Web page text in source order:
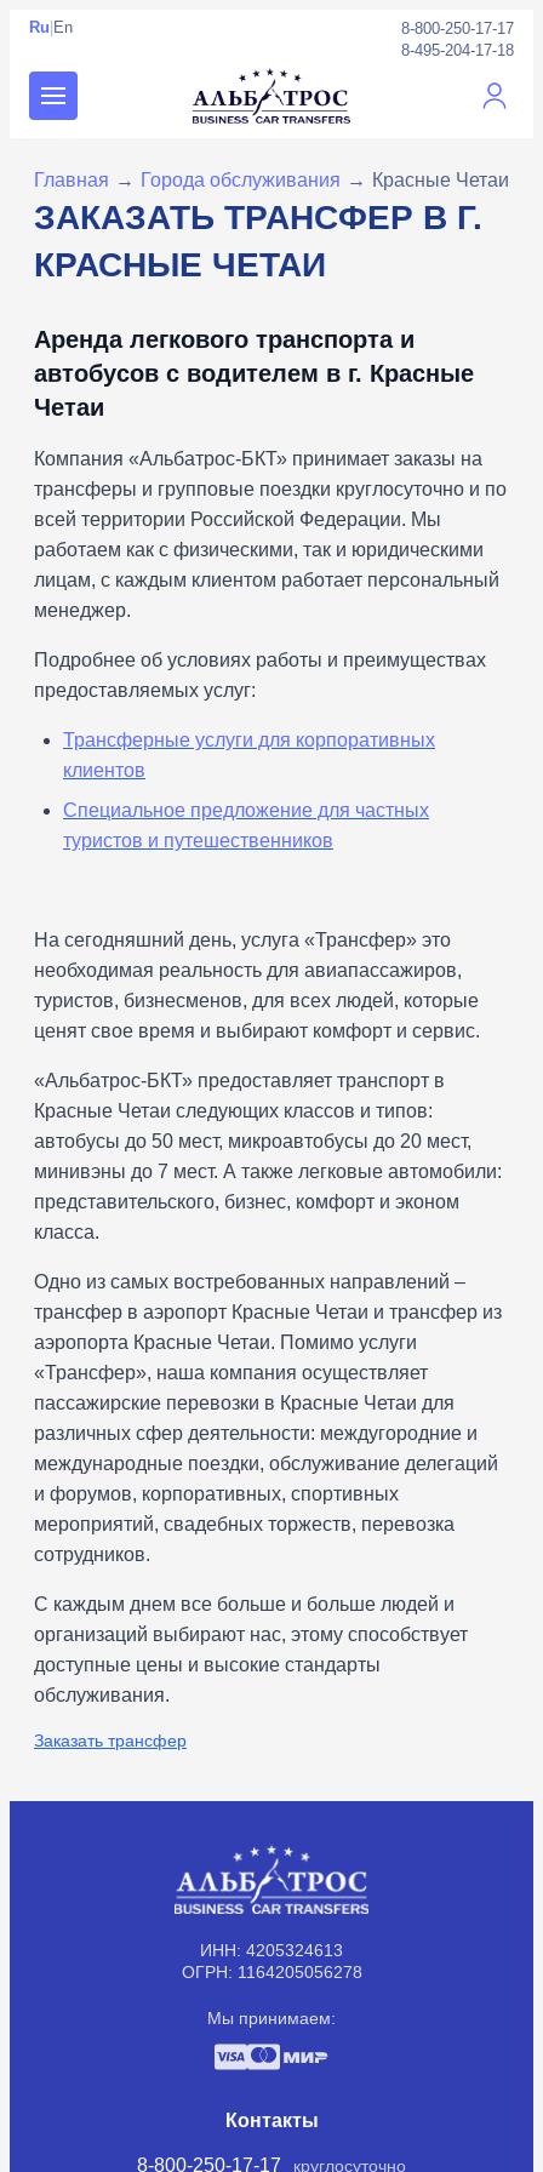
Ru En
8-800-250-17-17
8-495-204-17-18
Главная → Города обслуживания → Красные Четаи
ЗАКАЗАТЬ ТРАНСФЕР В Г.
КРАСНЫЕ ЧЕТАИ
Аренда легкового транспорта и
автобусов с водителем в г. Красные
Четаи
Компания «Альбатрос-БКТ» принимает заказы на
трансферы и групповые поездки круглосуточно и по
всей территории Российской Федерации. Мы
работаем как с физическими, так и юридическими
лицам, с каждым клиентом работает персональный
менеджер.
Подробнее об условиях работы и преимуществах
предоставляемых услуг:
Трансферные услуги для корпоративных
клиентов
Специальное предложение для частных
туристов и путешественников
На сегодняшний день, услуга «Трансфер» это
необходимая реальность для авиапассажиров,
туристов, бизнесменов, для всех людей, которые
ценят свое время и выбирают комфорт и сервис.
«Альбатрос-БКТ» предоставляет транспорт в
Красные Четаи следующих классов и типов:
автобусы до 50 мест, микроавтобусы до 20 мест,
минивэны до 7 мест. А также легковые автомобили:
представительского, бизнес, комфорт и эконом
класса.
Одно из самых востребованных направлений –
трансфер в аэропорт Красные Четаи и трансфер из
аэропорта Красные Четаи. Помимо услуги
«Трансфер», наша компания осуществляет
пассажирские перевозки в Красные Четаи для
различных сфер деятельности: междугородние и
международные поездки, обслуживание делегаций
и форумов, корпоративных, спортивных
мероприятий, свадебных торжеств, перевозка
сотрудников.
С каждым днем все больше и больше людей и
организаций выбирают нас, этому способствует
доступные цены и высокие стандарты
обслуживания.
Заказать трансфер
ИНН: 4205324613
ОГРН: 1164205056278
Мы принимаем:
Контакты
8-800-250-17-17 круглосуточно